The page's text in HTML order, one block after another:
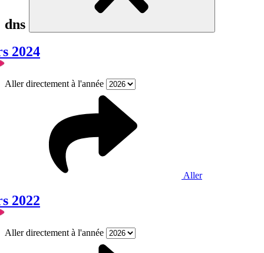
dns
2024
Aller directement à l'année
Aller
2022
Aller directement à l'année